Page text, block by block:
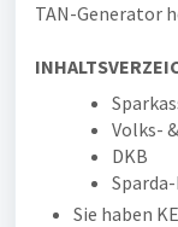
TAN-Generator
Volks-
DKB
Sie haben